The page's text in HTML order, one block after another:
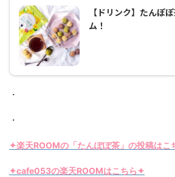
【ドリンク】たんぽ
ム！
・
・
✦楽天ROOMの「たんぽぽ茶」の投稿はこ
✦cafe053の楽天ROOMはこちら✦